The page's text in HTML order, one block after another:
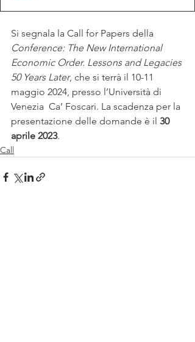
Si segnala la Call for Papers della
Conference: The New International
Economic Order. Lessons and Legacies
50 Years Later, che si terrà il 10-11
maggio 2024, presso l’Università di
Venezia  Ca’ Foscari. La scadenza per la
presentazione delle domande è il 30
aprile 2023.
Call